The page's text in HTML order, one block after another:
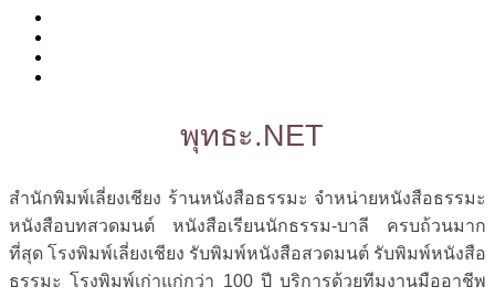
พุทธะ.NET
สำนักพิมพ์เลี่ยงเชียง ร้านหนังสือธรรมะ จำหน่ายหนังสือธรรมะ
หนังสือบทสวดมนต์ หนังสือเรียนนักธรรม-บาลี ครบถ้วนมาก
ที่สุด โรงพิมพ์เลี่ยงเชียง รับพิมพ์หนังสือสวดมนต์ รับพิมพ์หนังสือ
ธรรมะ โรงพิมพ์เก่าแก่กว่า 100 ปี บริการด้วยทีมงานมืออาชีพ